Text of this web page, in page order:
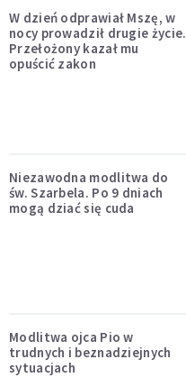
W dzień odprawiał Mszę, w
nocy prowadził drugie życie.
Przełożony kazał mu
opuścić zakon
Niezawodna modlitwa do
św. Szarbela. Po 9 dniach
mogą dziać się cuda
Modlitwa ojca Pio w
trudnych i beznadziejnych
sytuacjach